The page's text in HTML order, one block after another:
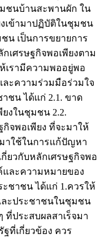
ชนบ้านสะพานผัก ใน
เข้ามาปฏิบัติในชุมชน
น เป็นการขยายการ
เศรษฐกิจพอเพียงตาม
เรามีความพออยู่พอ
ละความร่วมมือร่วมใจ
ชน ได้แก่ 2.1. ขาด
งในชุมชน 2.2.
จพอเพียง ที่จะมาให้
าใช้ในการแก้ปัญหา
ยวกับหลักเศรษฐกิจพอ
และความหมายของ
ชาชน ได้แก่ 1.ควรให้
ละประชาชนในชุมชน
ประสบผลสาเร็จมา
ที่เกี่ยวข้อง ควร